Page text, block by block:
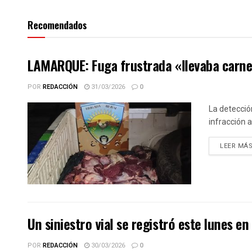
Recomendados
LAMARQUE: Fuga frustrada «llevaba
POR REDACCIÓN 31/03/2026 0
La
infracción a
LEER MÁS
Un siniestro vial se registró este lunes
POR REDACCIÓN 30/03/2026 0